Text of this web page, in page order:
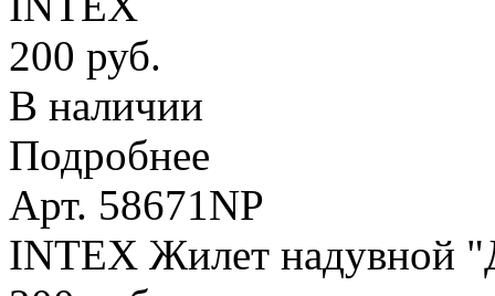
200 руб.
В наличии
Подробнее
Арт. 58671NP
INTEX Жилет надувной